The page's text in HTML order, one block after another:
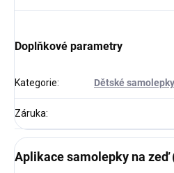
Doplňkové parametry
Kategorie: Dětské
Záruka:
Aplikace samolepky na zeď